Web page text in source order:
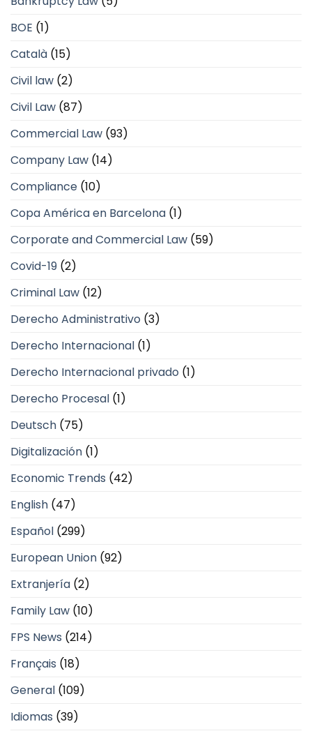
BOE (1)
Català (15)
Civil law (2)
Civil Law (87)
Commercial Law (93)
Company Law (14)
Compliance (10)
Copa América en Barcelona (1)
Corporate and Commercial Law (59)
Covid-19 (2)
Criminal Law (12)
Derecho Administrativo (3)
Derecho Internacional (1)
Derecho Internacional privado (1)
Derecho Procesal (1)
Deutsch (75)
Digitalización (1)
Economic Trends (42)
English (47)
Español (299)
European Union (92)
Extranjería (2)
Family Law (10)
FPS News (214)
Français (18)
General (109)
Idiomas (39)